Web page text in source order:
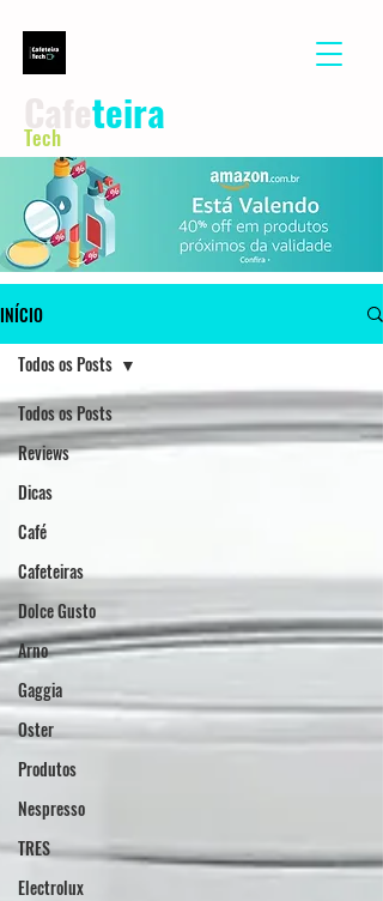
teira
Tech
INÍCIO
Todos os Posts
Reviews
Dicas
Café
Cafeteiras
Dolce Gusto
Arno
Gaggia
Oster
Produtos
Nespresso
TRES
Electrolux
Todos os Posts